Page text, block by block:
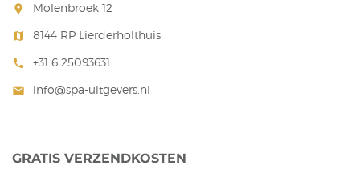
room Molenbroek 12
map 8144 RP Lierderholthuis
call +31 6 25093631
mail info@spa-uitgevers.nl
GRATIS VERZENDKOSTEN